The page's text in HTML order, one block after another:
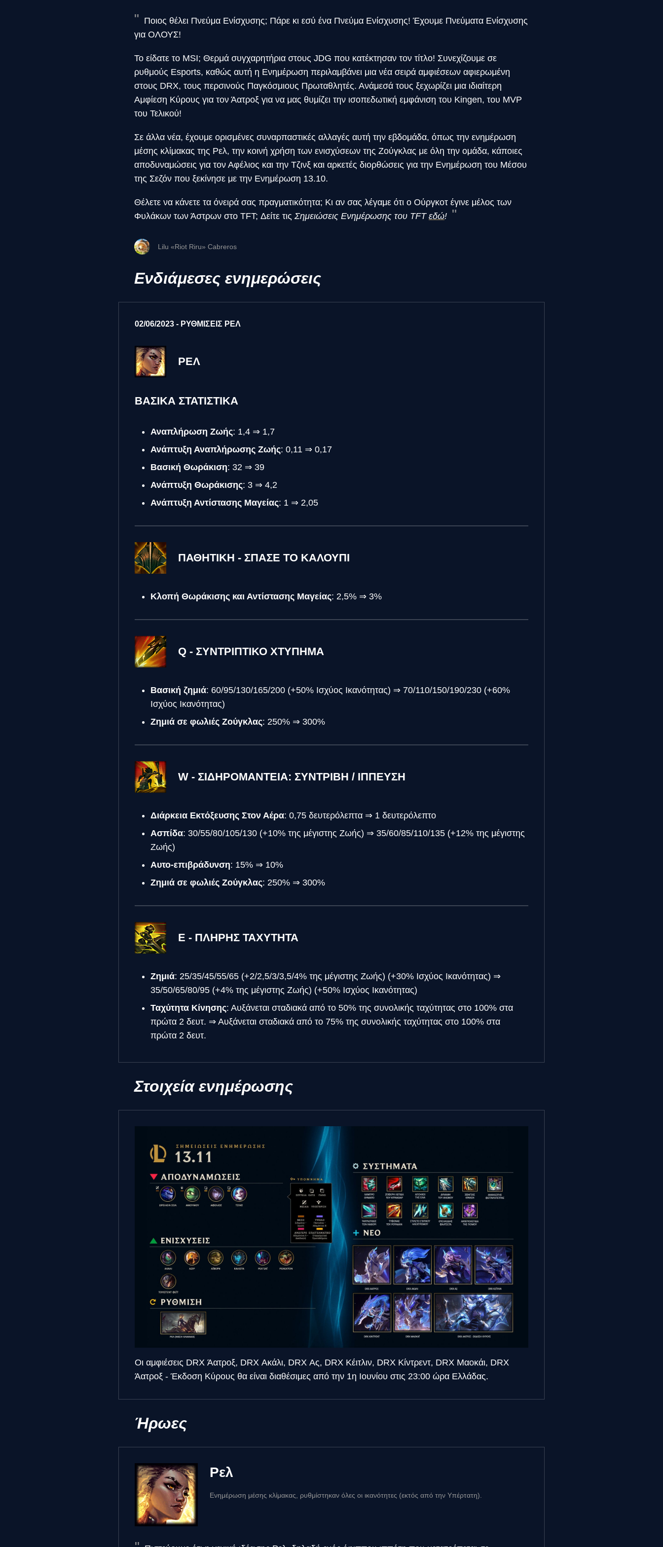
Ποιος θέλει Πνεύμα Ενίσχυσης; Πάρε κι εσύ ένα Πνεύμα Ενίσχυσης! Έχουμε Πνεύματα Ενίσχυσης
για ΟΛΟΥΣ!
Το είδατε το MSI; Θερμά συγχαρητήρια στους JDG που κατέκτησαν τον τίτλο! Συνεχίζουμε σε
ρυθμούς Esports, καθώς αυτή η Ενημέρωση περιλαμβάνει μια νέα σειρά αμφιέσεων αφιερωμένη
στους DRX, τους περσινούς Παγκόσμιους Πρωταθλητές. Ανάμεσά τους ξεχωρίζει μια ιδιαίτερη
Αμφίεση Κύρους για τον Άατροξ για να μας θυμίζει την ισοπεδωτική εμφάνιση του Kingen, του MVP
του Τελικού!
Σε άλλα νέα, έχουμε ορισμένες συναρπαστικές αλλαγές αυτή την εβδομάδα, όπως την ενημέρωση
μέσης κλίμακας της Ρελ, την κοινή χρήση των ενισχύσεων της Ζούγκλας με όλη την ομάδα, κάποιες
αποδυναμώσεις για τον Αφέλιος και την Τζινξ και αρκετές διορθώσεις για την Ενημέρωση του Μέσου
της Σεζόν που ξεκίνησε με την Ενημέρωση 13.10.
Θέλετε να κάνετε τα όνειρά σας πραγματικότητα; Κι αν σας λέγαμε ότι ο Ούργκοτ έγινε μέλος των
Φυλάκων των Άστρων στο TFT; Δείτε τις Σημειώσεις Ενημέρωσης του TFT εδώ!
Lilu «Riot Riru» Cabreros
Ενδιάμεσες ενημερώσεις
02/06/2023 - ΡΥΘΜΙΣΕΙΣ ΡΕΛ
ΡΕΛ
ΒΑΣΙΚΑ ΣΤΑΤΙΣΤΙΚΑ
Αναπλήρωση Ζωής: 1,4 ⇒ 1,7
Ανάπτυξη Αναπλήρωσης Ζωής: 0,11 ⇒ 0,17
Βασική Θωράκιση: 32 ⇒ 39
Ανάπτυξη Θωράκισης: 3 ⇒ 4,2
Ανάπτυξη Αντίστασης Μαγείας: 1 ⇒ 2,05
ΠΑΘΗΤΙΚΗ - ΣΠΑΣΕ ΤΟ ΚΑΛΟΥΠΙ
Κλοπή Θωράκισης και Αντίστασης Μαγείας: 2,5% ⇒ 3%
Q - ΣΥΝΤΡΙΠΤΙΚΟ ΧΤΥΠΗΜΑ
Βασική ζημιά: 60/95/130/165/200 (+50% Ισχύος Ικανότητας) ⇒ 70/110/150/190/230 (+60%
Ισχύος Ικανότητας)
Ζημιά σε φωλιές Ζούγκλας: 250% ⇒ 300%
W - ΣΙΔΗΡΟΜΑΝΤΕΙΑ: ΣΥΝΤΡΙΒΗ / ΙΠΠΕΥΣΗ
Διάρκεια Εκτόξευσης Στον Αέρα: 0,75 δευτερόλεπτα ⇒ 1 δευτερόλεπτο
Ασπίδα: 30/55/80/105/130 (+10% της μέγιστης Ζωής) ⇒ 35/60/85/110/135 (+12% της μέγιστης
Ζωής)
Αυτο-επιβράδυνση: 15% ⇒ 10%
Ζημιά σε φωλιές Ζούγκλας: 250% ⇒ 300%
E - ΠΛΗΡΗΣ ΤΑΧΥΤΗΤΑ
Ζημιά: 25/35/45/55/65 (+2/2,5/3/3,5/4% της μέγιστης Ζωής) (+30% Ισχύος Ικανότητας) ⇒
35/50/65/80/95 (+4% της μέγιστης Ζωής) (+50% Ισχύος Ικανότητας)
Ταχύτητα Κίνησης: Αυξάνεται σταδιακά από το 50% της συνολικής ταχύτητας στο 100% στα
πρώτα 2 δευτ. ⇒ Αυξάνεται σταδιακά από το 75% της συνολικής ταχύτητας στο 100% στα
πρώτα 2 δευτ.
Στοιχεία ενημέρωσης
Οι αμφιέσεις DRX Άατροξ, DRX Ακάλι, DRX Ας, DRX Κέιτλιν, DRX Κίντρεντ, DRX Μαοκάι, DRX
Άατροξ - Έκδοση Κύρους θα είναι διαθέσιμες από την 1η Ιουνίου στις 23:00 ώρα Ελλάδας.
Ήρωες
Ρελ
Ενημέρωση μέσης κλίμακας, ρυθμίστηκαν όλες οι ικανότητες (εκτός από την Υπέρτατη).